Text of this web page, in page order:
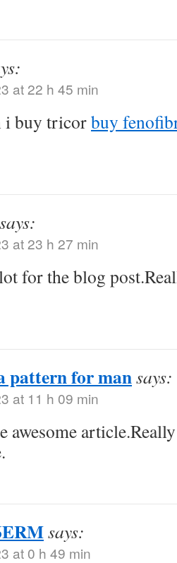
at 22 h 45 min
i buy tricorbuy
says:
at 23 h 27 min
for the blog
pattern for mansays:
at 11 h 09 min
awesome
says:
at 0 h 49 min